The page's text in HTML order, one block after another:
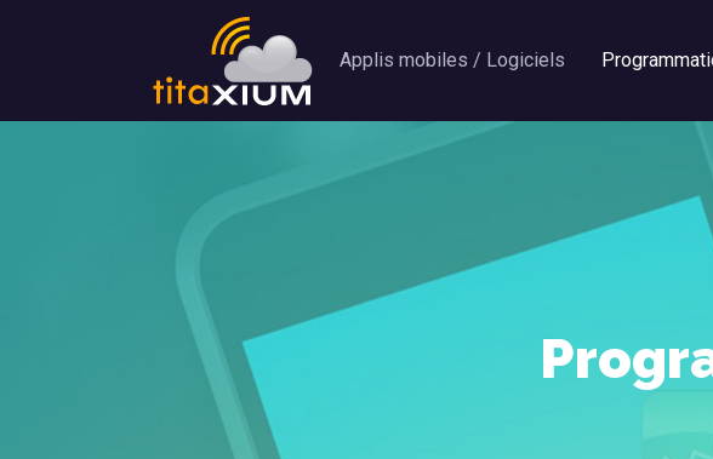
Applis mobiles / Logiciels